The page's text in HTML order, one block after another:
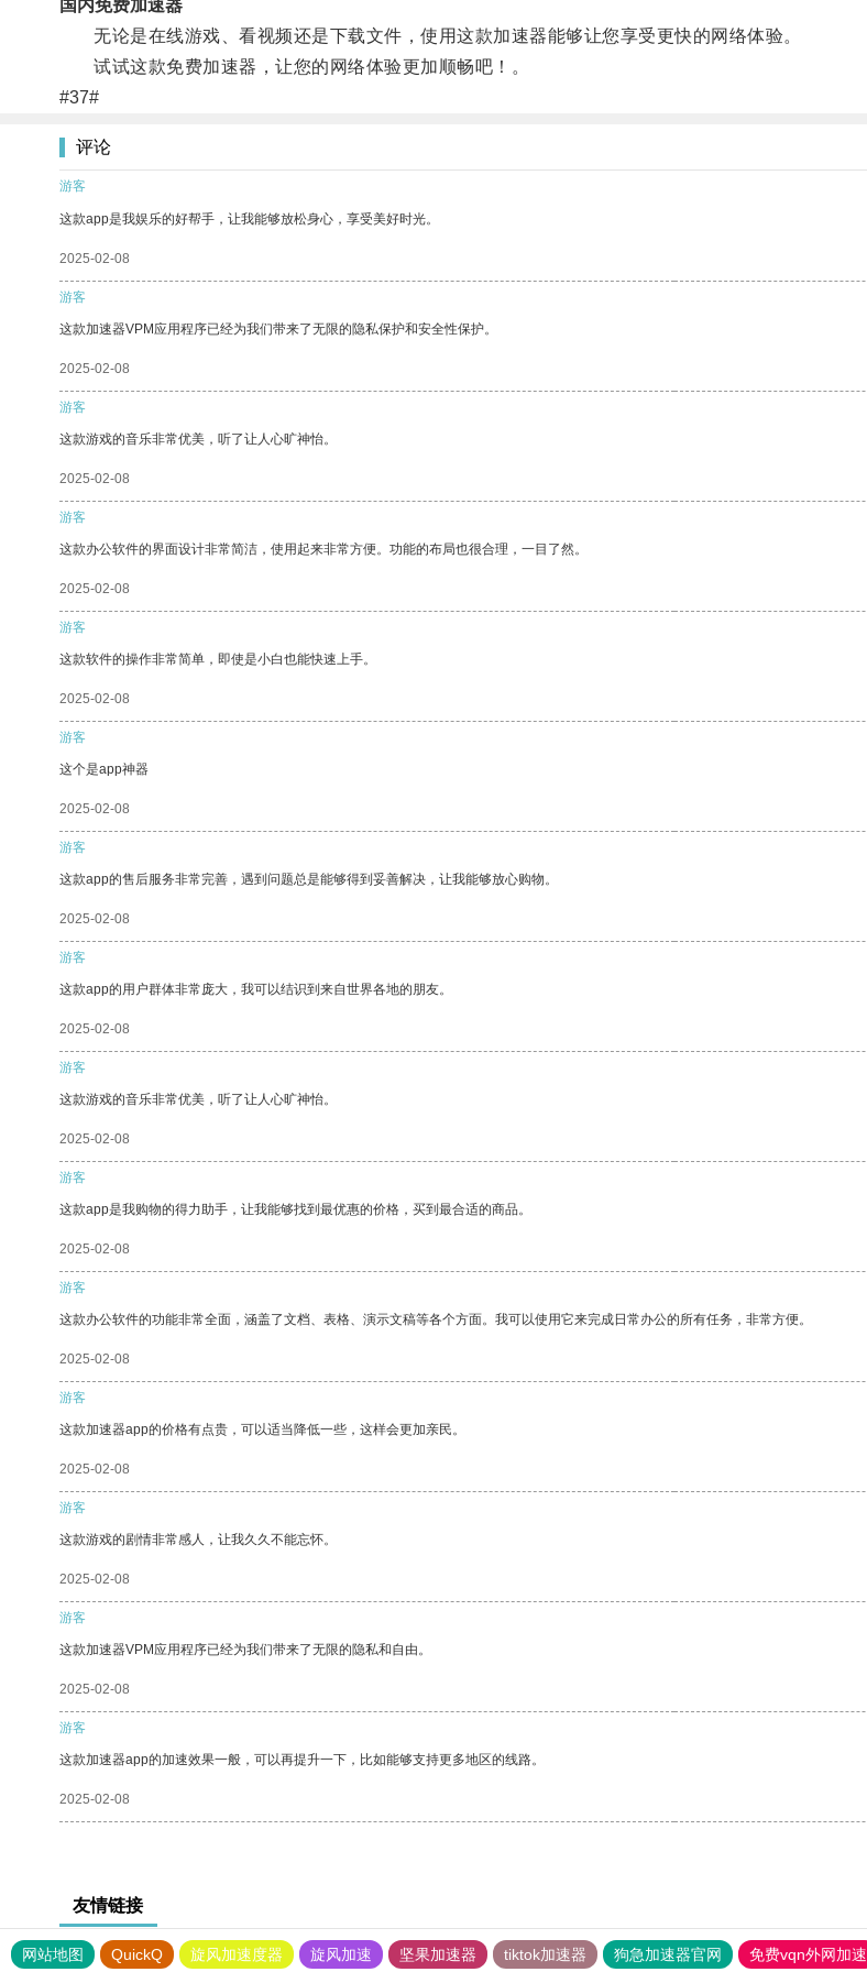
国内免费加速器
无论是在线游戏、看视频还是下载文件，使用这款加速器能够让您享受更快的网络体验。
试试这款免费加速器，让您的网络体验更加顺畅吧！。
#37#
评论
游客
这款app是我娱乐的好帮手，让我能够放松身心，享受美好时光。
2025-02-08
游客
这款加速器VPM应用程序已经为我们带来了无限的隐私保护和安全性保护。
2025-02-08
游客
这款游戏的音乐非常优美，听了让人心旷神怡。
2025-02-08
游客
这款办公软件的界面设计非常简洁，使用起来非常方便。功能的布局也很合理，一目了然。
2025-02-08
游客
这款软件的操作非常简单，即使是小白也能快速上手。
2025-02-08
游客
这个是app神器
2025-02-08
游客
这款app的售后服务非常完善，遇到问题总是能够得到妥善解决，让我能够放心购物。
2025-02-08
游客
这款app的用户群体非常庞大，我可以结识到来自世界各地的朋友。
2025-02-08
游客
这款游戏的音乐非常优美，听了让人心旷神怡。
2025-02-08
游客
这款app是我购物的得力助手，让我能够找到最优惠的价格，买到最合适的商品。
2025-02-08
游客
这款办公软件的功能非常全面，涵盖了文档、表格、演示文稿等各个方面。我可以使用它来完成日常办公的所有任务，非常方便。
2025-02-08
游客
这款加速器app的价格有点贵，可以适当降低一些，这样会更加亲民。
2025-02-08
游客
这款游戏的剧情非常感人，让我久久不能忘怀。
2025-02-08
游客
这款加速器VPM应用程序已经为我们带来了无限的隐私和自由。
2025-02-08
游客
这款加速器app的加速效果一般，可以再提升一下，比如能够支持更多地区的线路。
2025-02-08
友情链接
网站地图 QuickQ 旋风加速度器 旋风加速 坚果加速器 tiktok加速器 狗急加速器官网 免费vqn外网加速